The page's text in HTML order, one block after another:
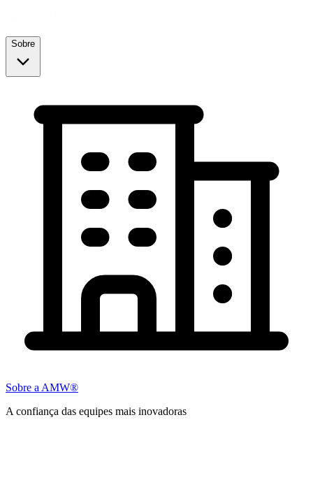
Sobre
Sobre a AMW®
A confiança das equipes mais inovadoras